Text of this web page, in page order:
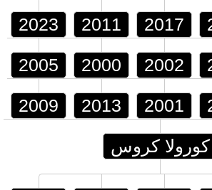
2023 2011 2017
2005 2000 2002
2009 2013 2001
كورولا كروس